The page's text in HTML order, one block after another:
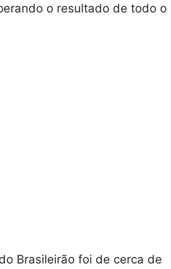
o resultado de todo o
Brasileirão foi de cerca de